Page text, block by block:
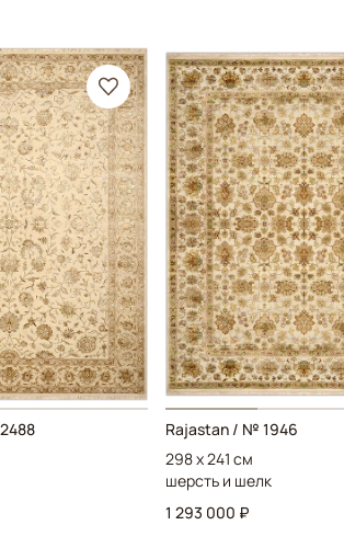
Rajastan / № 1946
298 x 241 см
шерсть и шелк
1 293 000 ₽